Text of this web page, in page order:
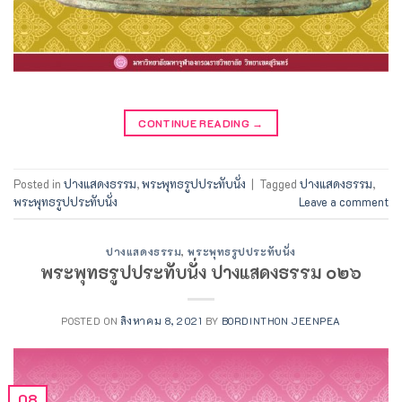
CONTINUE READING →
Posted in ปางแสดงธรรม,พระพุทธรูปประทับนั่ง Tagged ปางแสดงธรรม,
พระพุทธรูปประทับนั่ง
Leave a comment
ปางแสดงธรรม,พระพุทธรูปประทับนั่ง
พระพุทธรูปประทับนั่ง ปางแสดงธรรม ๐๒๖
POSTED ON สิงหาคม 8, 2021 BY BORDINTHON JEENPEA